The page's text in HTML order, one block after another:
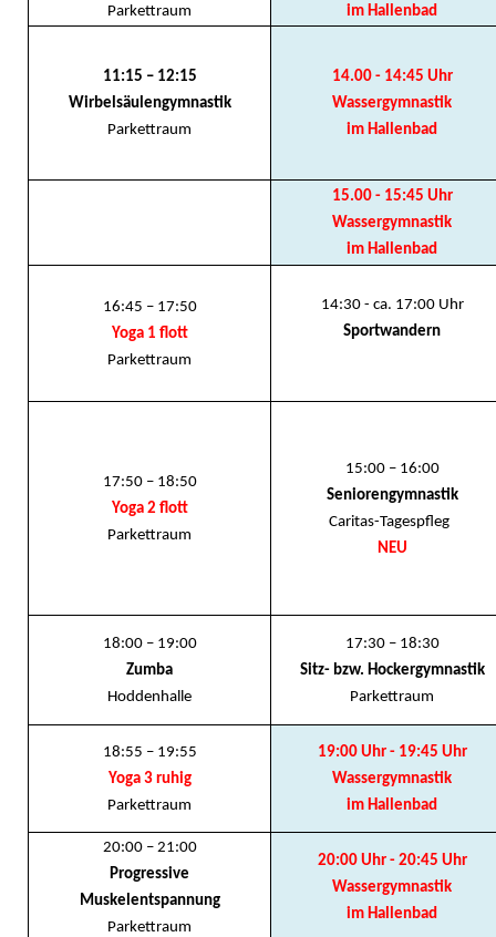
Parkettraum
im Hallenbad
11:15 – 12:15
Wirbelsäulengymnastik
Parkettraum
14.00 - 14:45 Uhr
Wassergymnastik
im Hallenbad
15.00 - 15:45 Uhr
Wassergymnastik
im Hallenbad
16:45 – 17:50
Yoga 1 flott
Parkettraum
14:30 - ca. 17:00 Uhr
Sportwandern
17:50 – 18:50
Yoga 2 flott
Parkettraum
15:00 – 16:00
Seniorengymnastik
Caritas-Tagespfleg
NEU
18:00 – 19:00
Zumba
Hoddenhalle
17:30 – 18:30
Sitz- bzw. Hockergymnastik
Parkettraum
18:55 – 19:55
Yoga 3 ruhig
Parkettraum
19:00 Uhr - 19:45 Uhr
Wassergymnastik
im Hallenbad
20:00 – 21:00
Progressive
Muskelentspannung
Parkettraum
20:00 Uhr - 20:45 Uhr
Wassergymnastik
im Hallenbad